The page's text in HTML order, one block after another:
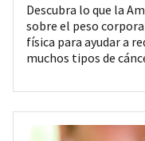
Descubra lo que la
sobre el peso
física para ayudar a
muchos tipos de